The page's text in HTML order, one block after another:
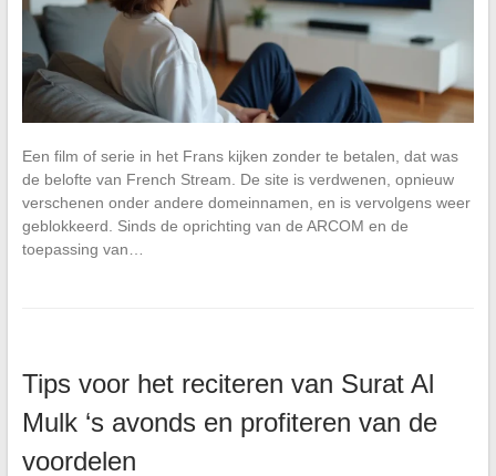
Een film of serie in het Frans kijken zonder te betalen, dat was
de belofte van French Stream. De site is verdwenen, opnieuw
verschenen onder andere domeinnamen, en is vervolgens weer
geblokkeerd. Sinds de oprichting van de ARCOM en de
toepassing van…
Tips voor het reciteren van Surat Al
Mulk ‘s avonds en profiteren van de
voordelen